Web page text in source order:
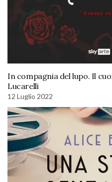
In compagnia del lupo. Il
Lucarelli
12 Luglio 2022